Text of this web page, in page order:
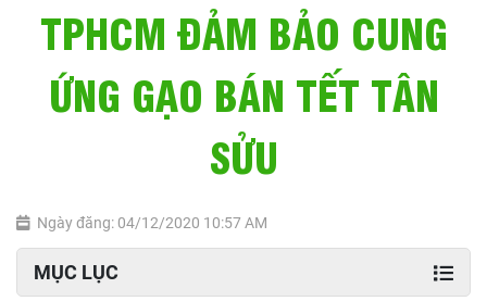
TPHCM ĐẢM BẢO CUNG
ỨNG GẠO BÁN TẾT TÂN
SỬU
Ngày đăng: 04/12/2020 10:57 AM
MỤC LỤC